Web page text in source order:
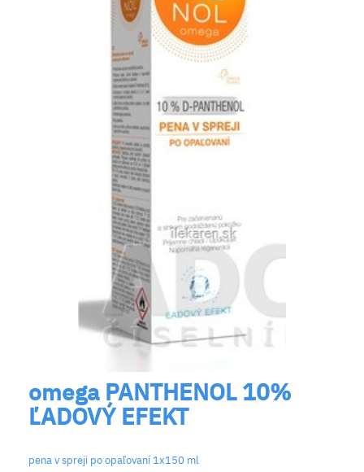
omega PANTHENOL 10%
ĽADOVÝ EFEKT
pena v spreji po opaľovaní 1x150 ml